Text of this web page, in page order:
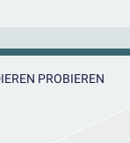
PROBIEREN